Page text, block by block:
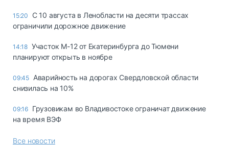
15:20
С 10 августа в Ленобласти на десяти трассах
ограничили дорожное движение
14:18 Участок М-12 от Екатеринбурга до Тюмени
планируют открыть в ноябре
09:45 Аварийность на дорогах Свердловской области
снизилась на 10%
09:16 Грузовикам во Владивостоке ограничат движение
на время ВЭФ
Все новости